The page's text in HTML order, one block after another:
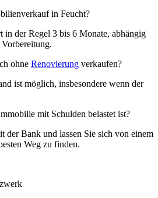
in Feucht?
in der Regel 3 bis 6 Monate, abhängig
ohne Renovierung verkaufen?
ist möglich, insbesondere wenn der
mit Schulden belastet ist?
der Bank und lassen Sie sich von einem
Weg zu finden.